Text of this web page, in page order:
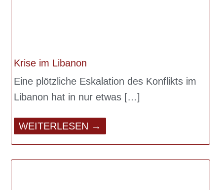
Krise im Libanon
Eine plötzliche Eskalation des Konflikts im
Libanon hat in nur etwas
WEITERLESEN →